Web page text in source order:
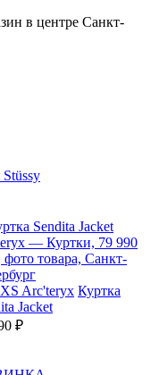
в центре Санкт-
Stüssy
XS Arc'teryx Куртка
Jacket
₽